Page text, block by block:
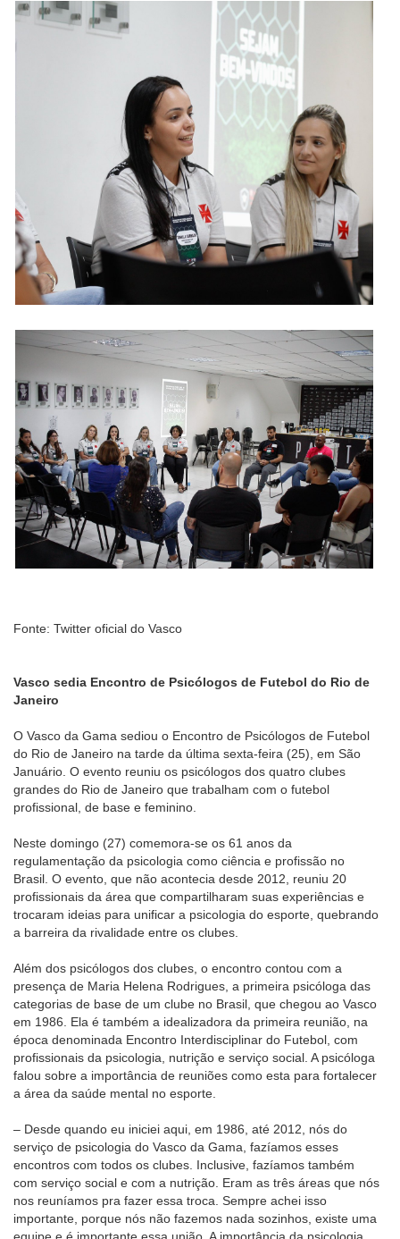
Fonte: Twitter oficial do Vasco
Vasco sedia Encontro de Psicólogos de Futebol do Rio de
Janeiro
O Vasco da Gama sediou o Encontro de Psicólogos de Futebol
do Rio de Janeiro na tarde da última sexta-feira (25), em São
Januário. O evento reuniu os psicólogos dos quatro clubes
grandes do Rio de Janeiro que trabalham com o futebol
profissional, de base e feminino.
Neste domingo (27) comemora-se os 61 anos da
regulamentação da psicologia como ciência e profissão no
Brasil. O evento, que não acontecia desde 2012, reuniu 20
profissionais da área que compartilharam suas experiências e
trocaram ideias para unificar a psicologia do esporte, quebrando
a barreira da rivalidade entre os clubes.
Além dos psicólogos dos clubes, o encontro contou com a
presença de Maria Helena Rodrigues, a primeira psicóloga das
categorias de base de um clube no Brasil, que chegou ao Vasco
em 1986. Ela é também a idealizadora da primeira reunião, na
época denominada Encontro Interdisciplinar do Futebol, com
profissionais da psicologia, nutrição e serviço social. A psicóloga
falou sobre a importância de reuniões como esta para fortalecer
a área da saúde mental no esporte.
– Desde quando eu iniciei aqui, em 1986, até 2012, nós do
serviço de psicologia do Vasco da Gama, fazíamos esses
encontros com todos os clubes. Inclusive, fazíamos também
com serviço social e com a nutrição. Eram as três áreas que nós
nos reuníamos pra fazer essa troca. Sempre achei isso
importante, porque nós não fazemos nada sozinhos, existe uma
equipe e é importante essa união. A importância da psicologia